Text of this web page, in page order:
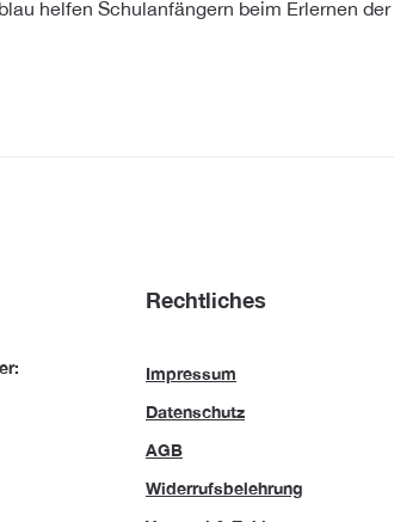
helfen Schulanfängern beim Erlernen
Rechtliches
Impressum
Datenschutz
AGB
Widerrufsbelehrung